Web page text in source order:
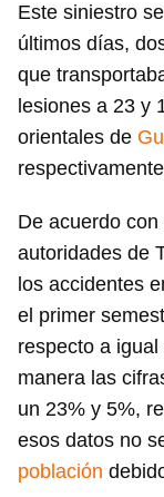
Este siniestro
últimos días,
que
lesiones a 23 y
orientales de
De acuerdo
autoridades de
los accidentes
el primer
respecto a
manera las
un 23% y 5%,
esos datos no
población